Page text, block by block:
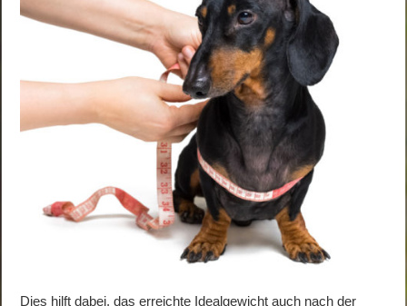
Dies hilft dabei, das erreichte Idealgewicht auch nach der